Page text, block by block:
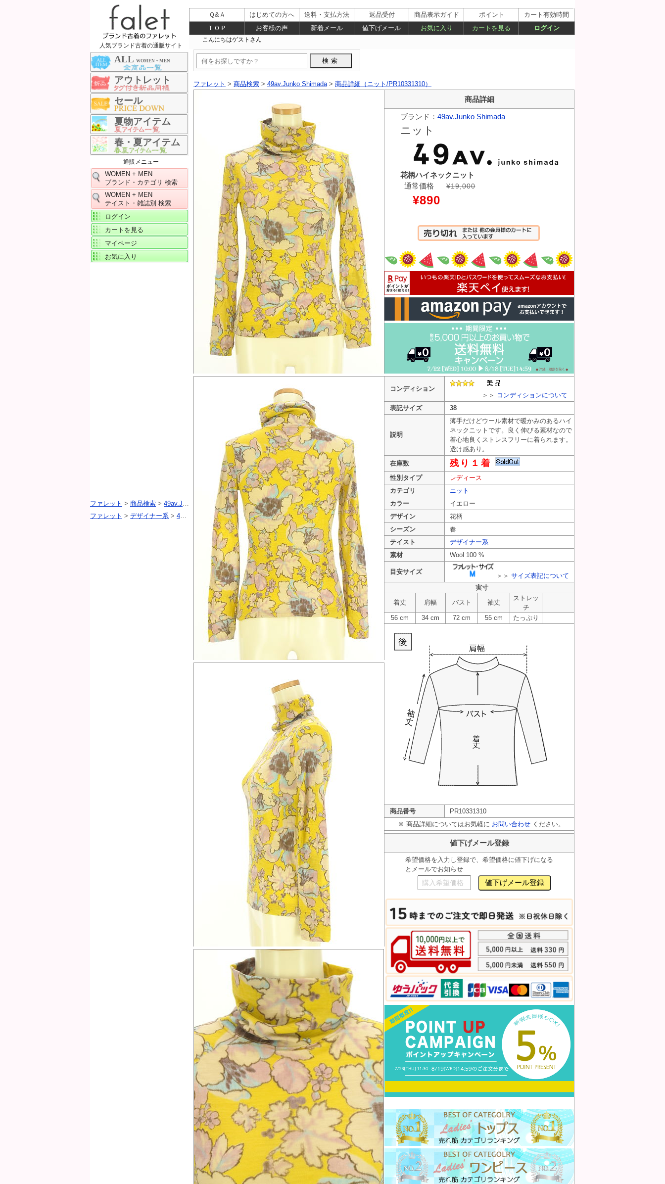
人気ブランド古着の通販サイト
ALL WOMEN + MEN
アウトレット
セール
夏物アイテム
春・夏アイテム
通販メニュー
WOMEN + MEN
ブランド・カテゴリ 検索
WOMEN + MEN
テイスト・雑誌別 検索
ログイン
カートを見る
マイページ
お気に入り
ファレット > 商品検索 > 49av.Junko Shimada> 商品詳細（ニット/PR10331310）
商品詳細
ブランド： 49av.Junko Shimada
ニット
花柄ハイネックニット
通常価格
¥19,000
¥890
カートへ入れる
コンディション
＞＞ コンディションについて
表記サイズ
38
説明
薄手だけどウール素材で暖かみのあるハイ
ネックニットです。良く伸びる素材なので
着心地良くストレスフリーに着られます。
透け感あり。
在庫数
残り１着
性別タイプ
レディース
カテゴリ
ニット
カラー
イエロー
デザイン
花柄
シーズン
春
テイスト
デザイナー系
素材
Wool 100 %
目安サイズ
＞＞ サイズ表記について
実寸
着丈
肩幅 バスト 袖丈
ストレッ
チ
56 cm
34 cm 72 cm 55 cm たっぷり
商品番号
PR10331310
※ 商品詳細についてはお気軽に お問い合わせ ください。
値下げメール登録
希望価格を入力し登録で、希望価格に値下げになる
とメールでお知らせ
ファレット > 商品検索 > 49av.Junko Shimada（49アヴェニュージュンコシマダ） >49av.Junko Shimada（49アヴェニュージュンコシマダ） PR10331310
ファレット > デザイナー系 > 49av.Junko Shimada（49アヴェニュージュンコシマダ） >49av.Junko Shimada（49アヴェニュージュンコシマダ） PR10331310
Ｑ&Ａ はじめての方へ 送料・支払方法 返品受付 商品表示ガイド ポイント
カート有効時間
ＴＯＰ
お客様の声 新着メール 値下げメール お気に入り カートを見る ログイン